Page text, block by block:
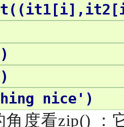
nice')
角度看zip() ：